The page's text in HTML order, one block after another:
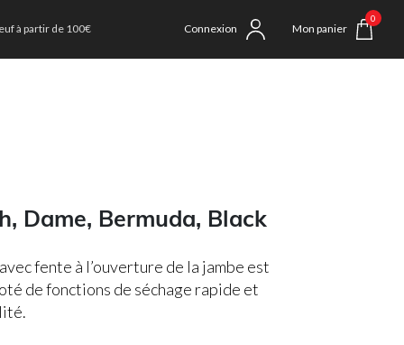
à partir de 100€ Connexion Mon panier
0
Dame, Bermuda, Black
fente à l’ouverture de la jambe est
de fonctions de séchage rapide et